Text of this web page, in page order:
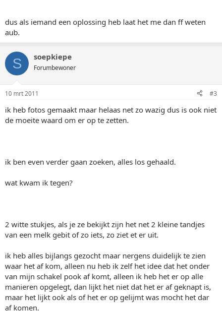
dus als iemand een oplossing heb laat het me dan ff weten
aub.
S soepkiepe
Forumbewoner
10 mrt 2011 #3
ik heb fotos gemaakt maar helaas net zo wazig dus is ook niet
de moeite waard om er op te zetten.
ik ben even verder gaan zoeken, alles los gehaald.
wat kwam ik tegen?
2 witte stukjes, als je ze bekijkt zijn het net 2 kleine tandjes
van een melk gebit of zo iets, zo ziet et er uit.
ik heb alles bijlangs gezocht maar nergens duidelijk te zien
waar het af kom, alleen nu heb ik zelf het idee dat het onder
van mijn schakel pook af komt, alleen ik heb het er op alle
manieren opgelegt, dan lijkt het niet dat het er af geknapt is,
maar het lijkt ook als of het er op gelijmt was mocht het dar
af komen.